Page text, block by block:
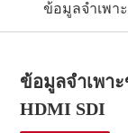
ข้อมูลจำเพาะ
ข้อมูลจำเพา
HDMI SDI